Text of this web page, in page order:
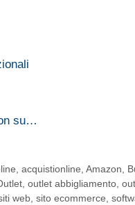
su…
,acquistionline ,Amazon
outlet abbigliamento
web sito ecommerce